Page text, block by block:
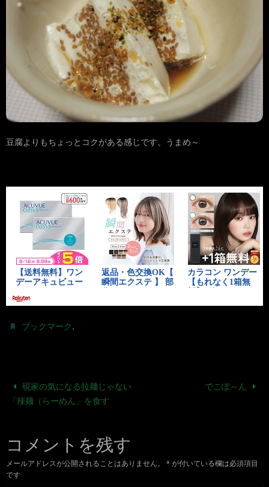
豆腐よりもちょっとコクがある感じです。うまめ～
ブックマーク.
硯家の気になる拉麺じゃない
「辣麺（らーめん」を食す
でこぽ～ん
コメントを残す
メールアドレスが公開されることはありません。 * が付いている欄は必須項目
です